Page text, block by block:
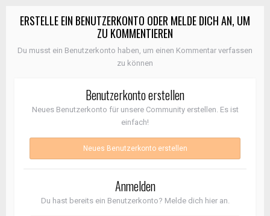
ERSTELLE EIN BENUTZERKONTO ODER MELDE DICH AN, UM
ZU KOMMENTIEREN
Du musst ein Benutzerkonto haben, um einen Kommentar verfassen
zu können
Benutzerkonto erstellen
Neues Benutzerkonto für unsere Community erstellen. Es ist
einfach!
Neues Benutzerkonto erstellen
Anmelden
Du hast bereits ein Benutzerkonto? Melde dich hier an.